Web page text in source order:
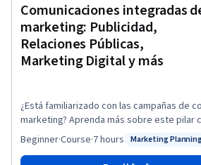
Comunicaciones integradas
marketing: Publicidad,
Relaciones Públicas,
Marketing Digital y más
¿Está familiarizado con las campañas de
marketing? Aprenda más sobre este pilar
mix y utilícelo para dar el empujón que su
necesita. Con este curso comprenderá las
importantes a la hora de planificar y
Status: Marketing
Marketing
Beginner·Course·7 hours